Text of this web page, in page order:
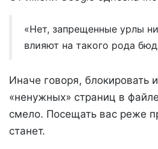
«Нет, запрещенные урлы
влияют на такого рода
Иначе говоря, блокировать
«ненужных» страниц в
смело. Посещать вас реже
станет.